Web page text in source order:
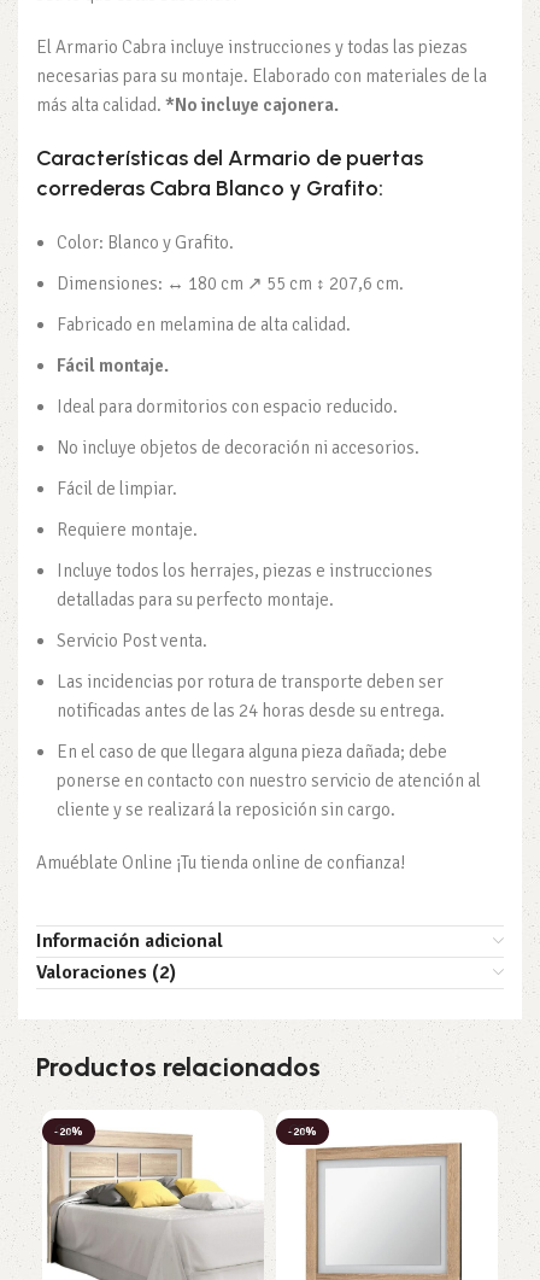
El Armario Cabra incluye instrucciones y todas las piezas
necesarias para su montaje. Elaborado con materiales de la
más alta calidad. *No incluye cajonera.
Características del Armario de puertas
correderas Cabra Blanco y Grafito:
Color: Blanco y Grafito.
Dimensiones: ↔ 180 cm ↗ 55 cm ↕ 207,6 cm.
Fabricado en melamina de alta calidad.
Fácil montaje.
Ideal para dormitorios con espacio reducido.
No incluye objetos de decoración ni accesorios.
Fácil de limpiar.
Requiere montaje.
Incluye todos los herrajes, piezas e instrucciones
detalladas para su perfecto montaje.
Servicio Post venta.
Las incidencias por rotura de transporte deben ser
notificadas antes de las 24 horas desde su entrega.
En el caso de que llegara alguna pieza dañada; debe
ponerse en contacto con nuestro servicio de atención al
cliente y se realizará la reposición sin cargo.
Amuéblate Online ¡Tu tienda online de confianza!
Información adicional
Valoraciones (2)
Productos relacionados
-20% -20% -